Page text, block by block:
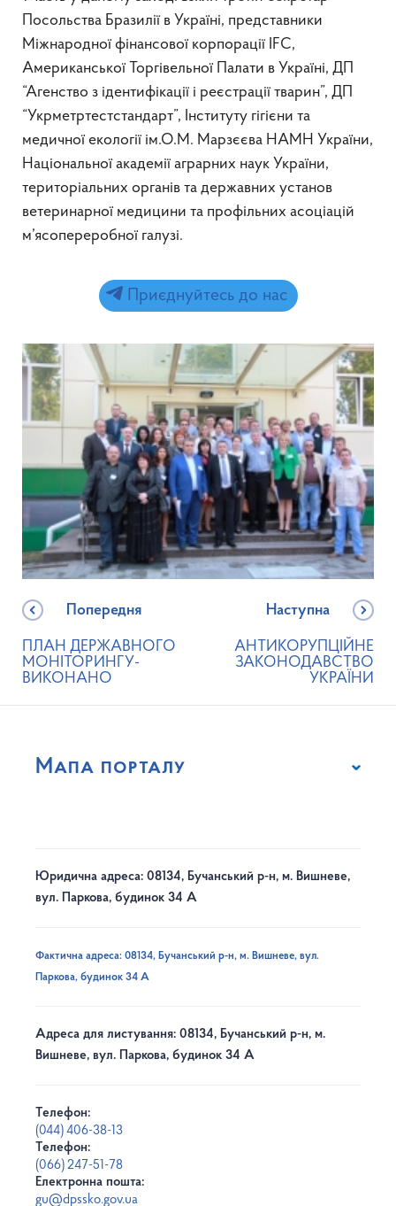
Посольства Бразилії в Україні, представники
Міжнародної фінансової корпорації IFC,
Американської Торгівельної Палати в Україні, ДП
“Агенство з ідентифікації і реєстрації тварин”, ДП
“Укрметртестстандарт”, Інституту гігієни та
медичної екології ім.О.М. Марзєєва НАМН України,
Національної академії аграрних наук України,
територіальних органів та державних установ
ветеринарної медицини та профільних асоціацій
м’ясопереробної галузі.
Приєднуйтесь до нас
Попередня
ПЛАН ДЕРЖАВНОГО
МОНІТОРИНГУ-
ВИКОНАНО
Наступна
АНТИКОРУПЦІЙНЕ
ЗАКОНОДАВСТВО
УКРАЇНИ
Мапа порталу
Юридична адреса: 08134, Бучанський р-н, м. Вишневе,
вул. Паркова, будинок 34 А
Фактична адреса: 08134, Бучанський р-н, м. Вишневе, вул.
Паркова, будинок 34 А
Адреса для листування: 08134, Бучанський р-н, м.
Вишневе, вул. Паркова, будинок 34 А
Телефон:
(044) 406-38-13
Телефон:
(066) 247-51-78
Електронна пошта:
gu@dpssko.gov.ua